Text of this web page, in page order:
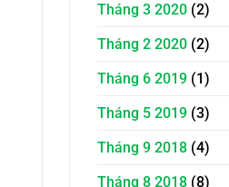
Tháng 3 2020 (2)
Tháng 2 2020 (2)
Tháng 6 2019 (1)
Tháng 5 2019 (3)
Tháng 9 2018 (4)
Tháng 8 2018 (8)